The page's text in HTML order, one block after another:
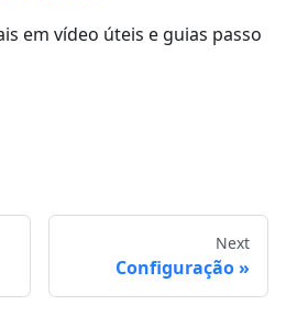
em vídeo úteis e guias passo
Next
Configuração